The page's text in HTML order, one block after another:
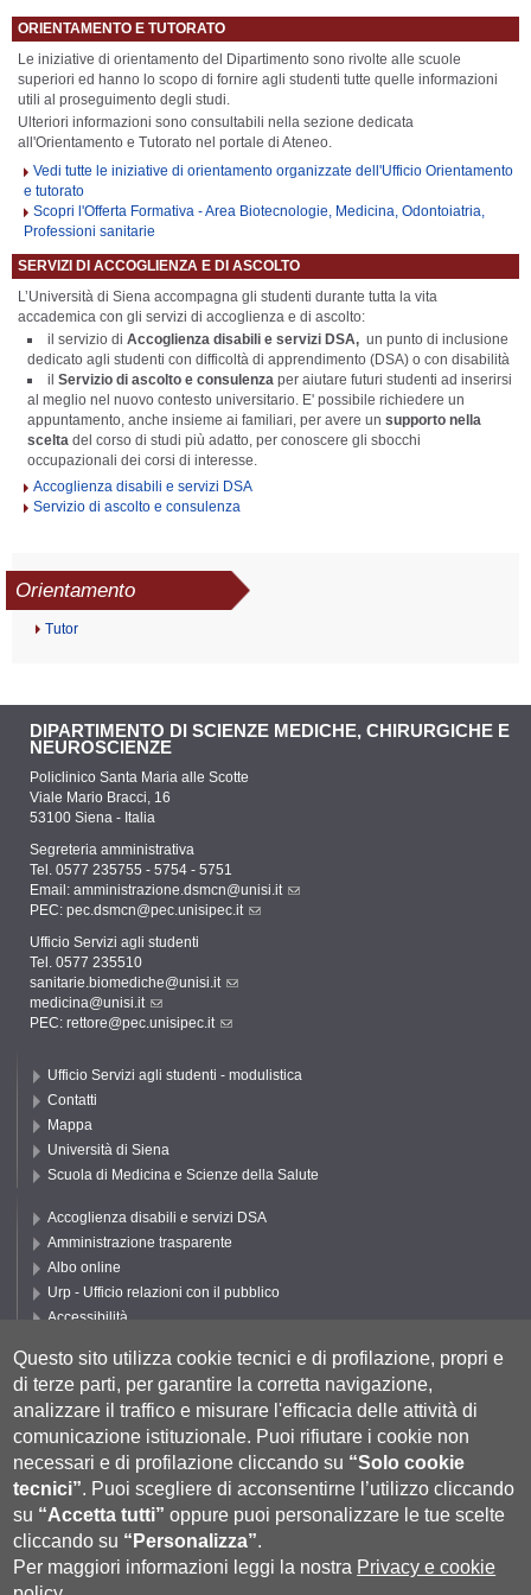
ORIENTAMENTO E TUTORATO
Le iniziative di orientamento del Dipartimento sono rivolte alle scuole
superiori ed hanno lo scopo di fornire agli studenti tutte quelle informazioni
utili al proseguimento degli studi.
Ulteriori informazioni sono consultabili nella sezione dedicata
all'Orientamento e Tutorato nel portale di Ateneo.
Vedi tutte le iniziative di orientamento organizzate dell'Ufficio Orientamento
e tutorato
Scopri l'Offerta Formativa - Area Biotecnologie, Medicina, Odontoiatria,
Professioni sanitarie
SERVIZI DI ACCOGLIENZA E DI ASCOLTO
L’Università di Siena accompagna gli studenti durante tutta la vita
accademica con gli servizi di accoglienza e di ascolto:
il servizio diAccoglienza disabili e servizi DSA, un punto di inclusione
dedicato agli studenti con difficoltà di apprendimento (DSA) o con disabilità
i lServizio di ascolto e consulenza per aiutare futuri studenti ad inserirsi
al meglio nel nuovo contesto universitario. E' possibile richiedere un
appuntamento, anche insieme ai familiari, per avere un supporto nella
scelta del corso di studi più adatto, per conoscere gli sbocchi
occupazionali dei corsi di interesse.
Accoglienza disabili e servizi DSA
Servizio di ascolto e consulenza
Orientamento
Tutor
DIPARTIMENTO DI SCIENZE MEDICHE, CHIRURGICHE E
NEUROSCIENZE
Policlinico Santa Maria alle Scotte
Viale Mario Bracci, 16
53100 Siena - Italia
Segreteria amministrativa
Tel. 0577 235755 - 5754 - 5751
Email: amministrazione.dsmcn@unisi.it
PEC: pec.dsmcn@pec.unisipec.it
Ufficio Servizi agli studenti
Tel. 0577 235510
sanitarie.biomediche@unisi.it
medicina@unisi.it
PEC: rettore@pec.unisipec.it
Ufficio Servizi agli studenti - modulistica
Contatti
Mappa
Università di Siena
Scuola di Medicina e Scienze della Salute
Accoglienza disabili e servizi DSA
Amministrazione trasparente
Albo online
Urp - Ufficio relazioni con il pubblico
Accessibilità
Cookie settings
Segui UNISI
Questo sito utilizza cookie tecnici e di profilazione, propri e
di terze parti, per garantire la corretta navigazione,
analizzare il traffico e misurare l'efficacia delle attività di
comunicazione istituzionale. Puoi rifiutare i cookie non
necessari e di profilazione cliccando su “Solo cookie
tecnici”. Puoi scegliere di acconsentirne l’utilizzo cliccando
su “Accetta tutti” oppure puoi personalizzare le tue scelte
cliccando su “Personalizza”.
Per maggiori informazioni leggi la nostra Privacy e cookie